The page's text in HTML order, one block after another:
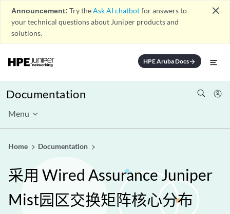
Announcement: Try theAsk AI chatbotfor answers to
your technical questions about Juniper products and
solutions.
close
HPE Aruba Docsarrow_forward
Documentation
Menu
Home Documentation
采用 Wired Assurance Juniper
Mist园区交换矩阵核心分布